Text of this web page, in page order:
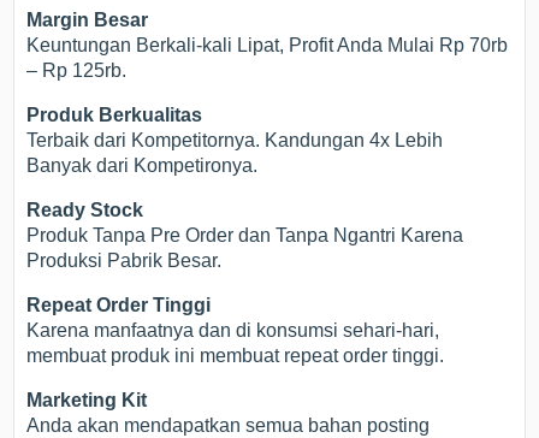
Margin Besar
Keuntungan Berkali-kali Lipat, Profit Anda Mulai Rp 70rb
– Rp 125rb.
Produk Berkualitas
Terbaik dari Kompetitornya. Kandungan 4x Lebih
Banyak dari Kompetironya.
Ready Stock
Produk Tanpa Pre Order dan Tanpa Ngantri Karena
Produksi Pabrik Besar.
Repeat Order Tinggi
Karena manfaatnya dan di konsumsi sehari-hari,
membuat produk ini membuat repeat order tinggi.
Marketing Kit
Anda akan mendapatkan semua bahan posting